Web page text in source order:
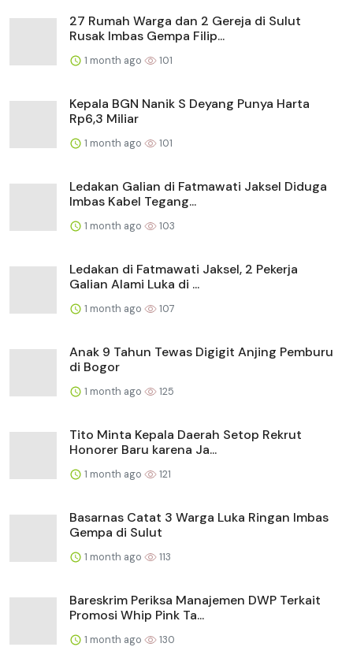
27 Rumah Warga dan 2 Gereja di Sulut
Rusak Imbas Gempa Filip...
1 month ago 101
Kepala BGN Nanik S Deyang Punya Harta
Rp6,3 Miliar
1 month ago 101
Ledakan Galian di Fatmawati Jaksel Diduga
Imbas Kabel Tegang...
1 month ago 103
Ledakan di Fatmawati Jaksel, 2 Pekerja
Galian Alami Luka di ...
1 month ago 107
Anak 9 Tahun Tewas Digigit Anjing Pemburu
di Bogor
1 month ago 125
Tito Minta Kepala Daerah Setop Rekrut
Honorer Baru karena Ja...
1 month ago 121
Basarnas Catat 3 Warga Luka Ringan Imbas
Gempa di Sulut
1 month ago 113
Bareskrim Periksa Manajemen DWP Terkait
Promosi Whip Pink Ta...
1 month ago 130